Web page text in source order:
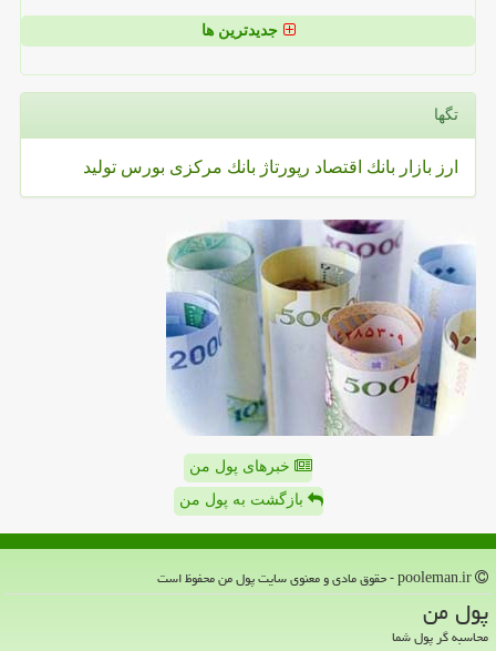
جدیدترین ها
تگها
ارز بازار بانك اقتصاد رپورتاژ بانك مركزی بورس تولید
خبرهای پول من
بازگشت به پول من
پول من
محاسبه گر پول شما